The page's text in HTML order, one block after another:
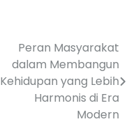
Peran Masyarakat
dalam Membangun
Kehidupan yang Lebih
Harmonis di Era
Modern